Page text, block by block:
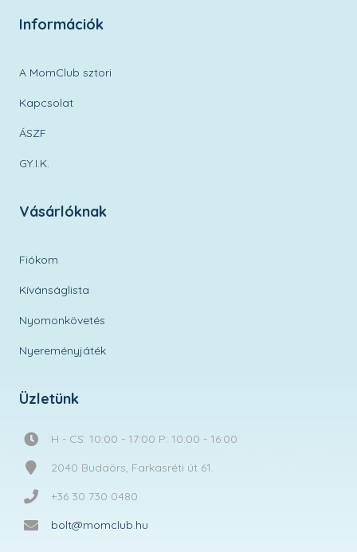
Információk
A MomClub sztori
Kapcsolat
ÁSZF
GY.I.K.
Vásárlóknak
Fiókom
Kívánságlista
Nyomonkövetés
Nyereményjáték
Üzletünk
H - CS: 10:00 - 17:00 P: 10:00 - 16:00
2040 Budaörs, Farkasréti út 61.
+36 30 730 0480
bolt@momclub.hu